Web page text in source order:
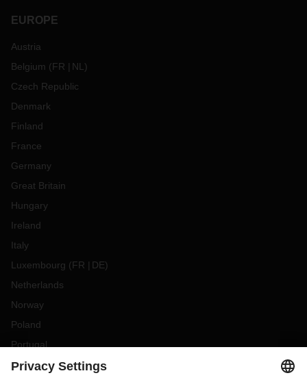
EUROPE
Austria
Belgium (FR NL )
Czech Republic
Denmark
Finland
France
Germany
Great Britain
Hungary
Ireland
Italy
Luxembourg (FR DE)
Netherlands
Norway
Poland
Portugal
Romania